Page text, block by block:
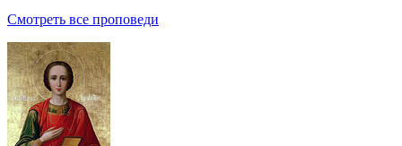
Смотреть все проповеди